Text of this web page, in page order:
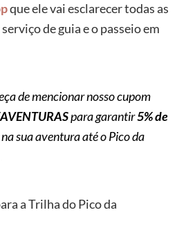
que ele vai esclarecer todas as
de guia e o passeio em
de mencionar nosso cupom
para garantir5% de
na sua aventura até o Pico da
a Trilha do Pico da